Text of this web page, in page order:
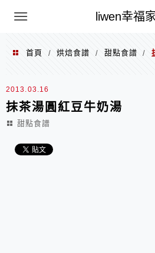
liwen幸福
menu
首頁 / 烘焙食譜 / 甜點食譜 /
2013.03.16
抹茶湯圓紅豆牛奶湯
甜點食譜